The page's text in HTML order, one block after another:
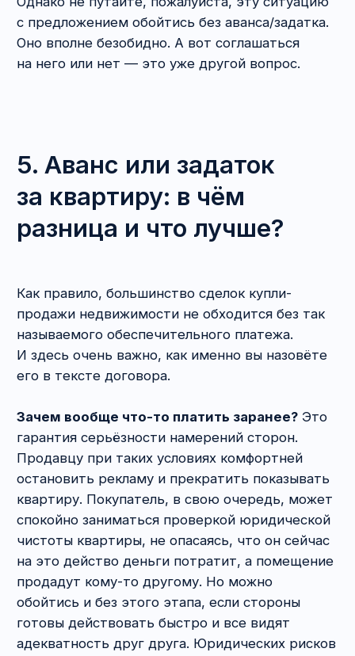
Итак,
что же нужно проверять в отношении
квартиры?
собственников и т. д.,
пользования данной квартирой,
наличие обременений и споров
отсутствие задолженности по оплате
коммунальных услуг и иных обязательных
собственности у текущего
и предшествующих владельцев.
Обратите внимание: уделять внимание нужно
не только планируемой сделке, но и проверять
законностьвсехпредшествующих. Порок
в любой из них ставит под удар текущую.
Резон в таком правовом регулировании,
поверьте, есть. Если кратко: в России
реализуется такое количество мошеннических
схем с квартирами, в которых жилплощадь
перепродаётся несколько раз, что если бы
не было повышенных гарантий защиты прав
первоначального собственника, то многие
из нас оказались бы на улице. Об этом многие
риэлторы не знают, а даже если знают,